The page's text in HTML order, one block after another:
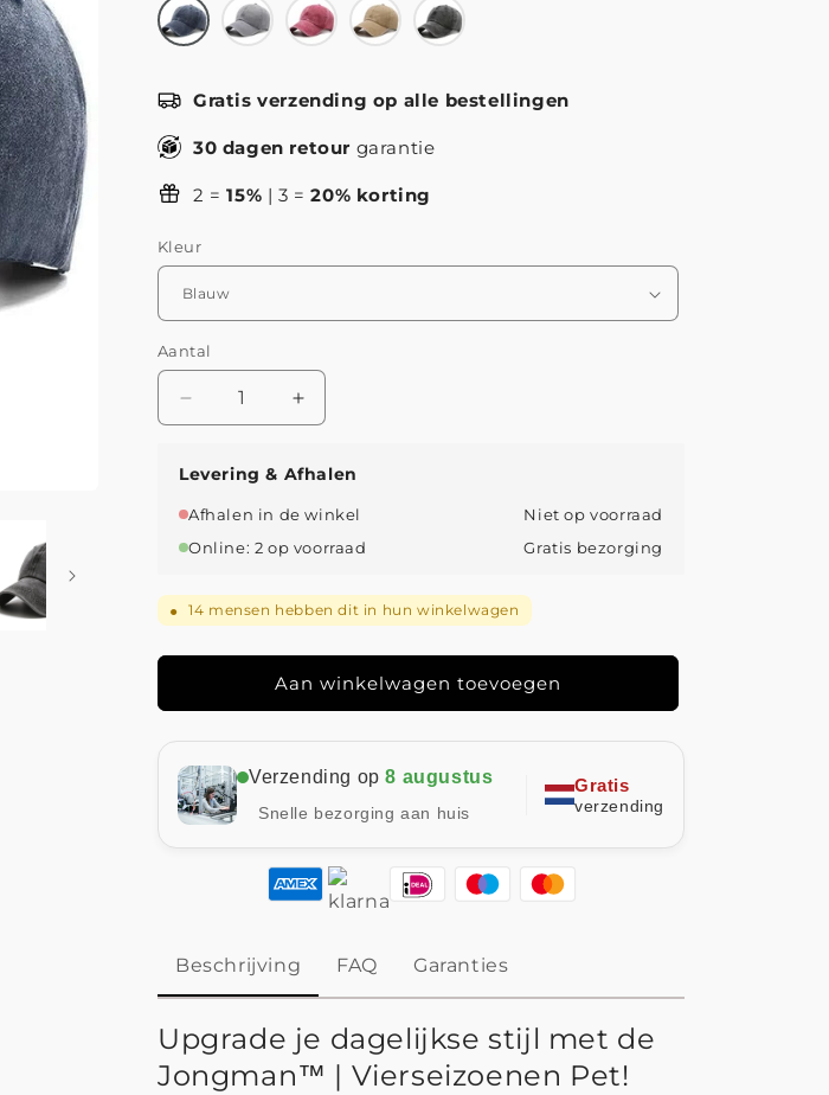
Gratis verzending op alle bestellingen
30 dagen retour garantie
2 =15% | 3 =20% korting
Kleur
Aantal
Aantal
verlagen
Jongman™
|
Pet
Aantal
verhogen
Jongman™
|
Pet
Levering & Afhalen
Afhalen in de winkel
Niet op voorraad
Online: 2 op voorraad
Gratis bezorging
● 14 mensen hebben dit in hun winkelwagen
Aan winkelwagen toevoegen
Verzending op8 augustus
Snelle bezorging aan huis
Gratis
verzending
Beschrijving FAQ Garanties
Upgrade je dagelijkse stijl met de
Jongman™ | Vierseizoenen Pet!